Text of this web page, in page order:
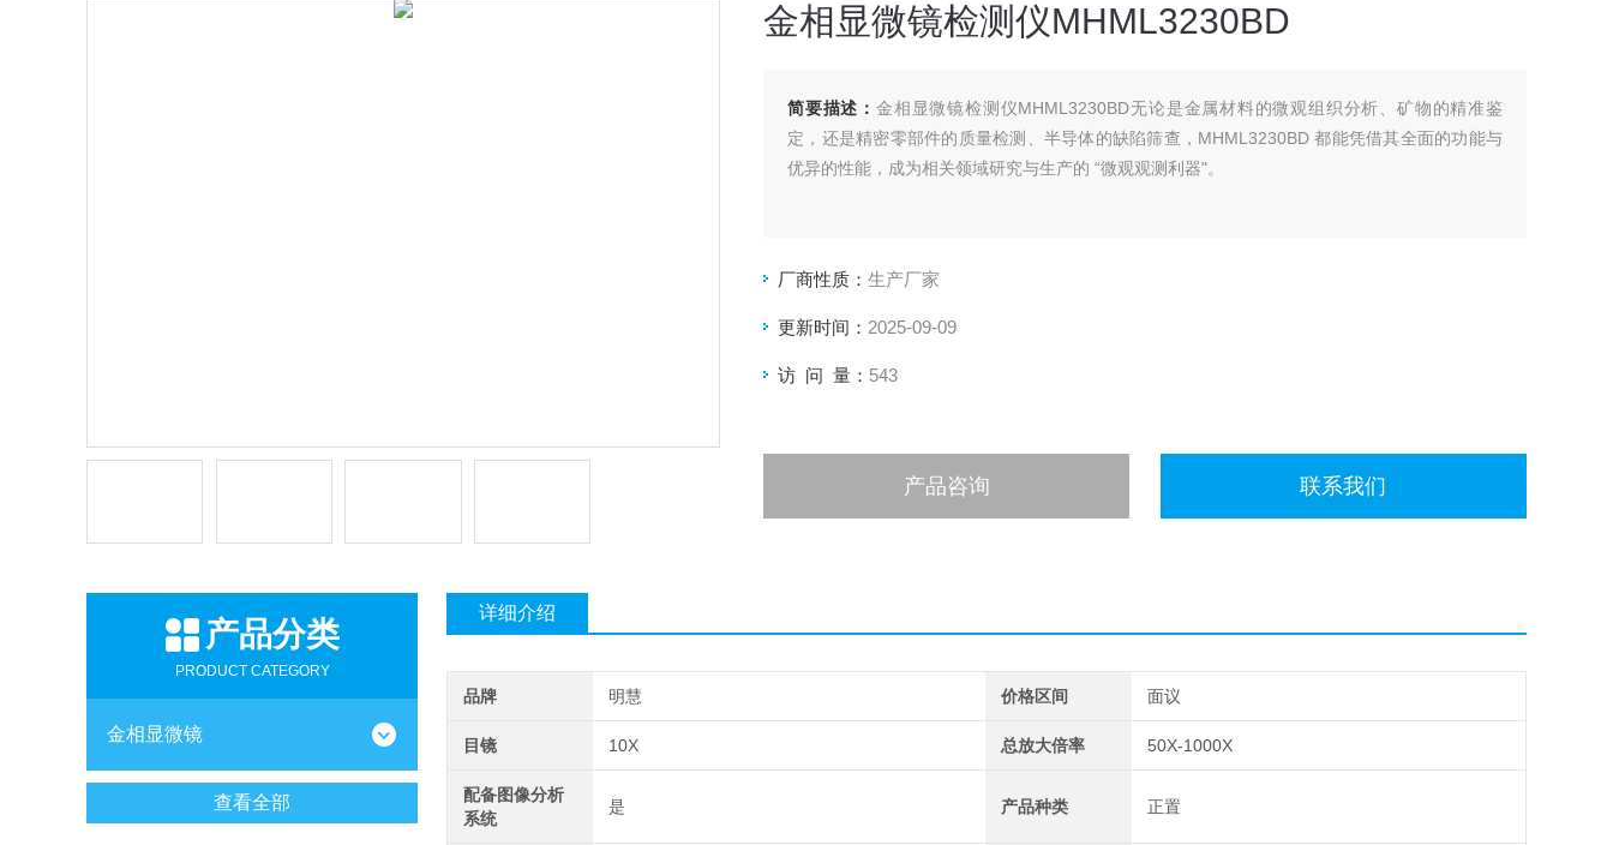
金相显微镜检测仪MHML3230BD
简要描述： 金相显微镜检测仪MHML3230BD无论是金属材料的微观组织分析、矿物的精准鉴
定，还是精密零部件的质量检测、半导体的缺陷筛查，MHML3230BD 都能凭借其全面的功能与
优异的性能，成为相关领域研究与生产的 “微观观测利器"。
厂商性质： 生产厂家
更新时间： 2025-09-09
访 问 量： 543
产品咨询 联系我们
产品分类
PRODUCT CATEGORY
金相显微镜
查看全部
详细介绍
品牌 明慧 价格区间 面议
目镜 10X 总放大倍率 50X-1000X
配备图像分析
系统
是 产品种类 正置